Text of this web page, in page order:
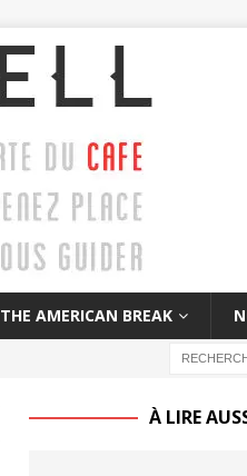
THE AMERICAN BREAK
À LIRE